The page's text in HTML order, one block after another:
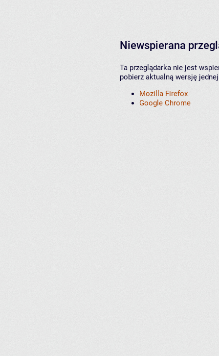
Niewspierana
Ta przeglądarka nie jest
pobierz aktualną wersję
Mozilla Firefox
Google Chrome